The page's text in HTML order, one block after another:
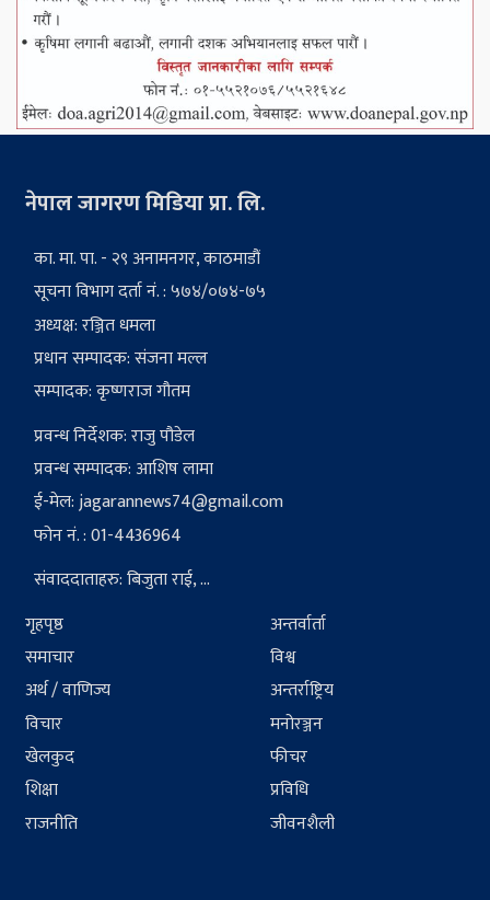
नेपाल जागरण मिडिया प्रा. लि.
का. मा. पा. - २९ अनामनगर, काठमाडौं
सूचना विभाग दर्ता नं. : ५७४/०७४-७५
अध्यक्ष: रञ्जित धमला
प्रधान सम्पादक: संजना मल्ल
सम्पादक: कृष्णराज गौतम
प्रवन्ध निर्देशक: राजु पौडेल
प्रवन्ध सम्पादक: आशिष लामा
ई-मेल:jagarannews74@gmail.com
फोन नं. : 01-4436964
संवाददाताहरु: बिजुता राई, ...
गृहपृष्ठ
समाचार
अर्थ / वाणिज्य
विचार
खेलकुद
शिक्षा
राजनीति
अन्तर्वार्ता
विश्व
अन्तर्राष्ट्रिय
मनोरञ्जन
फीचर
प्रविधि
जीवनशैली